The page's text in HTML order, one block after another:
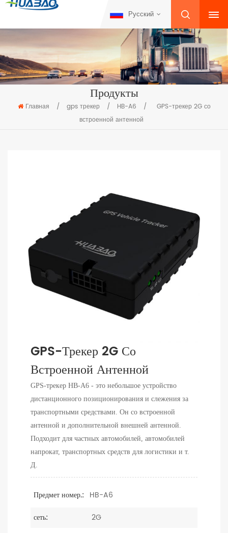
Русский
Продукты
Главная / gps трекер / HB-A6 /
GPS-трекер 2G со
встроенной антенной
GPS-Трекер 2G Со
Встроенной Антенной
GPS-трекер HB-A6 - это небольшое устройство
дистанционного позиционирования и слежения за
транспортными средствами. Он со встроенной
антенной и дополнительной внешней антенной.
Подходит для частных автомобилей, автомобилей
напрокат, транспортных средств для логистики и т.
Д.
Предмет номер.: HB-A6
сеть:
2G